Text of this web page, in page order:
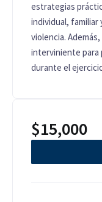
estrategias
individual,
violencia.
interviniente para
durante el
$15,000